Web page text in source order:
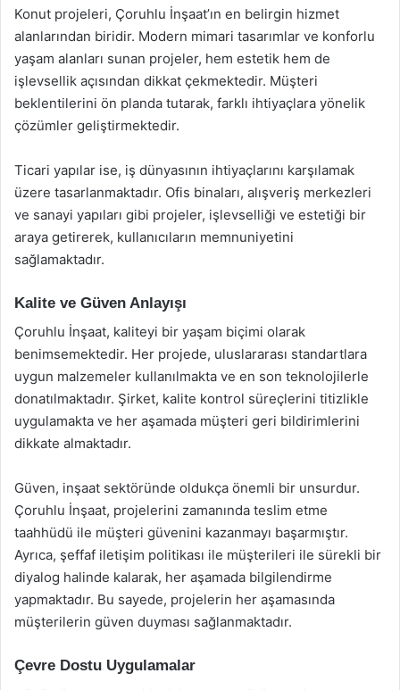
Konut projeleri, Çoruhlu İnşaat’ın en belirgin hizmet
alanlarından biridir. Modern mimari tasarımlar ve konforlu
yaşam alanları sunan projeler, hem estetik hem de
işlevsellik açısından dikkat çekmektedir. Müşteri
beklentilerini ön planda tutarak, farklı ihtiyaçlara yönelik
çözümler geliştirmektedir.
Ticari yapılar ise, iş dünyasının ihtiyaçlarını karşılamak
üzere tasarlanmaktadır. Ofis binaları, alışveriş merkezleri
ve sanayi yapıları gibi projeler, işlevselliği ve estetiği bir
araya getirerek, kullanıcıların memnuniyetini
sağlamaktadır.
Kalite ve Güven Anlayışı
Çoruhlu İnşaat, kaliteyi bir yaşam biçimi olarak
benimsemektedir. Her projede, uluslararası standartlara
uygun malzemeler kullanılmakta ve en son teknolojilerle
donatılmaktadır. Şirket, kalite kontrol süreçlerini titizlikle
uygulamakta ve her aşamada müşteri geri bildirimlerini
dikkate almaktadır.
Güven, inşaat sektöründe oldukça önemli bir unsurdur.
Çoruhlu İnşaat, projelerini zamanında teslim etme
taahhüdü ile müşteri güvenini kazanmayı başarmıştır.
Ayrıca, şeffaf iletişim politikası ile müşterileri ile sürekli bir
diyalog halinde kalarak, her aşamada bilgilendirme
yapmaktadır. Bu sayede, projelerin her aşamasında
müşterilerin güven duyması sağlanmaktadır.
Çevre Dostu Uygulamalar